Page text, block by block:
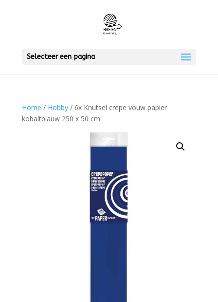
Selecteer een pagina
Home / Hobby/ 6x Knutsel crepe vouw papier
kobaltblauw 250 x 50 cm